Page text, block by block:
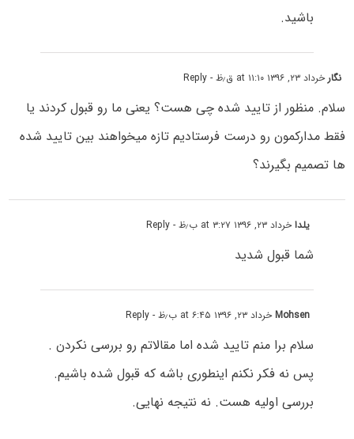
باشید.
نگار خرداد ۲۳, ۱۳۹۶ at ۱۱:۱۰ ق٫ظ - Reply
سلام. منظور از تایید شده چی هست؟ یعنی ما رو قبول کردند یا
فقط مدارکمون رو درست فرستادیم تازه میخواهند بین تایید شده
ها تصمیم بگیرند؟
یلداخرداد ۲۳, ۱۳۹۶ at ۳:۲۷ ب٫ظ - Reply
شما قبول شدید
Mohsenخرداد ۲۳, ۱۳۹۶ at ۶:۴۵ ب٫ظ - Reply
سلام برا منم تایید شده اما مقالاتم رو بررسی نکردن .
پس نه فکر نکنم اینطوری باشه که قبول شده باشیم.
بررسی اولیه هست. نه نتیجه نهایی.